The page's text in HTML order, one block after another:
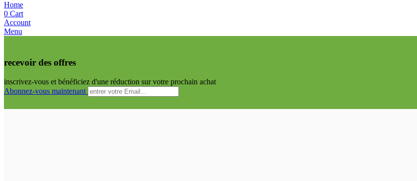
Home
0 Cart
Account
Menu
recevoir des offres
inscrivez-vous et bénéficiez d'une réduction sur votre prochain achat
Abonnez-vous maintenant